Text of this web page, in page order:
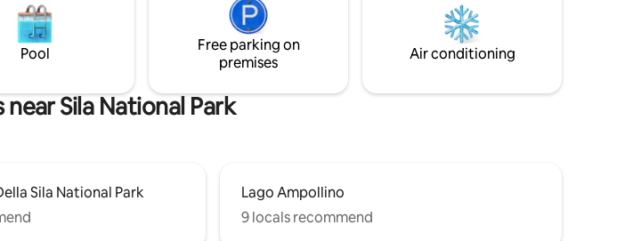
Pietrapaola is by car. No public transport
or taxi
bagno completo di accessori per la pulizia
e un meraviglioso terrazzo coperto.
Codice Identif. Nazionale(CIN):
IT078045C223W85YAY
Pool
Free parking on
premises
Air conditioning
Sila National Park
Sila National Park
Lago Ampollino
9 locals recommend